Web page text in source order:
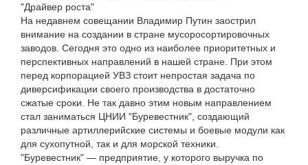
"Драйвер роста"
На недавнем совещании Владимир Путин заострил
внимание на создании в стране мусоросортировочных
заводов. Сегодня это одно из наиболее приоритетных и
перспективных направлений в нашей стране. При этом
перед корпорацией УВЗ стоит непростая задача по
диверсификации своего производства в достаточно
сжатые сроки. Не так давно этим новым направлением
стал заниматься ЦНИИ "Буревестник", создающий
различные артиллерийские системы и боевые модули как
для сухопутной, так и для морской техники.
"Буревестник" — предприятие, у которого выручка по